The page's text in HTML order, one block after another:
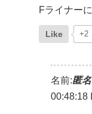
Fライナー
Like +2
名前:匿名
00:48:18